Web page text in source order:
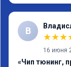
В
★★★
16 июня
«Чип тюнинг,